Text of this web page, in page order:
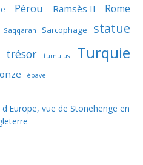
Pérou Ramsès II Rome
Saqqarah Sarcophage statue
trésor tumulus Turquie
épave